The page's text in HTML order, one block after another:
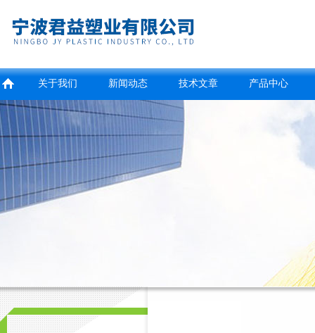
关于我们 新闻动态 技术文章 产品中心